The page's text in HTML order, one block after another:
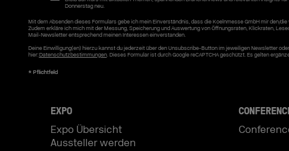
Donnerstag neu.
Mit dem Absenden dieses Formulars gebe ich mein Einverständnis, dass die Koelnmesse GmbH mir den/
Zudem erkläre ich mich mit der Messung, Speicherung und Auswertung von Öffnungsraten, Klickraten,
Mail-Newsletter entsprechend meinen Interessen einverstanden.
Deine Einwilligung(en) hierzu kannst du jederzeit über den Unsubscribe-Button im jeweiligen Newsletter
hier:Datenschutzbestimmungen. Dieses Formular ist durch Google reCAPTCHA geschützt. Es gelten
EXPO
Expo Übersicht
Aussteller werden